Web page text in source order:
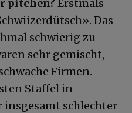
pitchen? Erstmals
Das
schwierig zu
sehr gemischt,
Firmen.
Staffel in
insgesamt schlechter